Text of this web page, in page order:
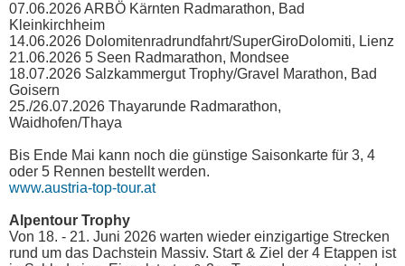
07.06.2026 ARBÖ Kärnten Radmarathon, Bad
Kleinkirchheim
14.06.2026 Dolomitenradrundfahrt/SuperGiroDolomiti, Lienz
21.06.2026 5 Seen Radmarathon, Mondsee
18.07.2026 Salzkammergut Trophy/Gravel Marathon, Bad
Goisern
25./26.07.2026 Thayarunde Radmarathon,
Waidhofen/Thaya
Bis Ende Mai kann noch die günstige Saisonkarte für 3, 4
oder 5 Rennen bestellt werden.
www.austria-top-tour.at
Alpentour Trophy
Von 18. - 21. Juni 2026 warten wieder einzigartige Strecken
rund um das Dachstein Massiv. Start & Ziel der 4 Etappen ist